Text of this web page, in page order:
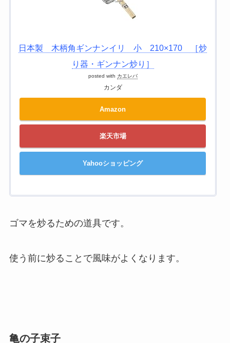
日本製 木柄角ギンナンイリ 小 210×170 ［炒
り器・ギンナン炒り］
posted with カエレバ
カンダ
Amazon
楽天市場
Yahooショッピング
ゴマを炒るための道具です。
使う前に炒ることで風味がよくなります。
亀の子束子